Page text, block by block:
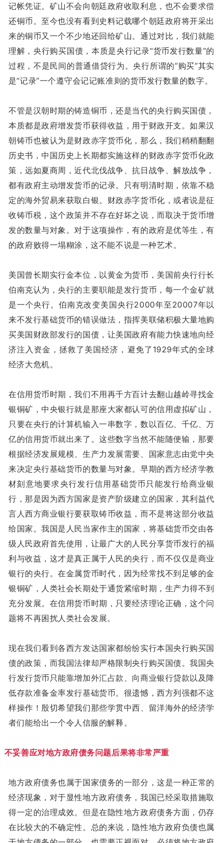
记帐凭证。矿山不会向朝廷政府收取利息，也不会要求偿
还铜币。至今也没有看到史料记载哪个朝廷政府将开采出
来的铜币又一个不少地还回给矿山。通过对比，我们就能
理解，央行购买国债，本质是央行记录“货币发行数量”的
过程，不是民间的普通借贷行为。央行所谓的“购买”其实
是“记录”一个遵守会记记账准则的货币发行数量的数字。
不管是汉朝时期的铸造铜币，还是当代的央行购买国债，
本质都是政府增发货币获得收益，用于财政开支。如果汉
朝铸币也被认为是财政赤字货币化，那么，我们稍稍翻翻
历史书，中国历史上长期都实施这样的财政赤字货币化政
策，远如夏商周，近代北伐战争、抗日战争、解放战争，
都有政府主动增发货币的记录。只有明清时期，依靠不稳
定的海外贸易来获取白银。财政赤字货币化，或者说是征
收铸币税，这个政策并不存在好坏之说，而取决于货币增
发的数量与对象。对于这项操作，有的政府是优等生，有
的政府败得一塌糊涂，这不能不说是一种艺术。
美国曾长期实行金本位，以黄金为货币，美国前央行行长
伯南克认为，央行的主要职能是发行货币，每一个金矿就
是一个央行。伯南克改变美国央行2000年至20007年以
来不发行基础货币的错误做法，指挥美联储积极大量地购
买美国财政部发行的国债，让美国政府有能力快速地向经
济注入资金，拯救了美国经济，避免了1929年式的全球
经济大危机。
在信用货币时期，我们不用再千方百计去翻山越岭寻找金
银铜矿，中央银行就是那座大家都认可的信用虚拟矿山，
只要在央行的计算机输入一串数字，数以百亿、千亿、万
亿的信用货币就出来了。这些数字当然不能随便输，那要
根据经济发展规模、生产力发展需要、国家意志由党中央
来决定央行基础货币的数量与对象。早期的西方经济学教
材刻意地要求央行发行信用基础货币只能发行给商业银
行，那是因为西方国家是资产阶级建立的国家，其利益代
言人西方商业银行要获取铸币收益，而不是将这部分收益
给国家。我国是人民当家作主的国家，将基础货币交由各
级人民政府首先使用，让最广大的人民分享货币发行的福
利与收益，这才是真正属于人民的央行，而不仅仅是商业
银行的央行。在金属货币时代，因为经常找不到足够的金
银铜矿，人类社会长期处于通货紧缩时期，生产力得不到
充分发展。在信用货币时期，只要经济理论正确，这个问
题将不再困扰人类社会发展。
现在我们看到各西方发达国家都纷纷实行本国央行购买国
债的政策，而我国法律却严格限制央行购买国债。我国央
行发行货币只能靠增加外汇占款、向商业银行贷款以及降
低存款准备金率发行基础货币。很遗憾，西方列强都不这
样操作！殷切希望我们那些学贯中西、留洋海外的经济学
者们能给出一个令人信服的解释。
不妥善应对地方政府债务问题后果将非常严重
地方政府债务也属于国家债务的一部分，这是一种正常的
经济现象，对于显性地方政府债务，我国已经采取措施取
得一定的治理成效。但是在隐性地方政府债务方面，仍存
在比较大的不确定性。总的来说，隐性地方政府负债也属